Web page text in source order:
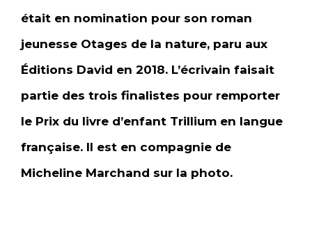
était en nomination pour son roman
jeunesse Otages de la nature, paru aux
Éditions David en 2018. L’écrivain faisait
partie des trois finalistes pour remporter
le Prix du livre d’enfant Trillium en langue
française. Il est en compagnie de
Micheline Marchand sur la photo.